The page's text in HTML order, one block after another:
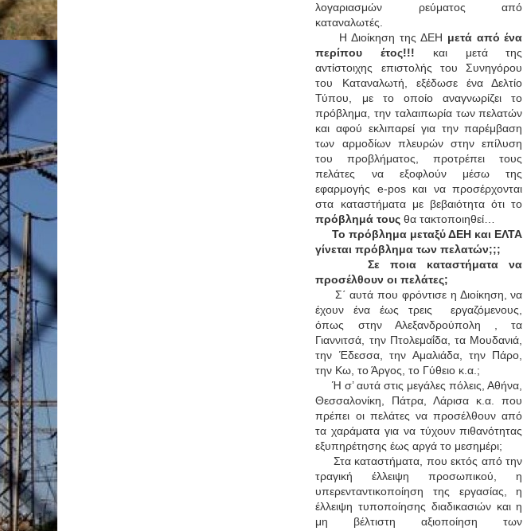
λογαριασμών ρεύματος από
καταναλωτές.
Η Διοίκηση της ΔΕΗ μετά από ένα
περίπου έτος!!! και μετά της
αντίστοιχης επιστολής του Συνηγόρου
του Καταναλωτή, εξέδωσε ένα Δελτίο
Τύπου, με το οποίο αναγνωρίζει το
πρόβλημα, την ταλαιπωρία των πελατών
και αφού εκλιπαρεί για την παρέμβαση
των αρμοδίων πλευρών στην επίλυση
του προβλήματος, προτρέπει τους
πελάτες να εξοφλούν μέσω της
εφαρμογής e-posκαι να προσέρχονται
στα καταστήματα με βεβαιότητα ότι το
πρόβλημά τους θα τακτοποιηθεί…
Το πρόβλημα μεταξύ ΔΕΗ και ΕΛΤΑ
γίνεται πρόβλημα των πελατών;;;
Σε ποια καταστήματα να
προσέλθουν οι πελάτες;
Σ΄ αυτά που φρόντισε η Διοίκηση, να
έχουν ένα έως τρεις
εργαζόμενους,
όπως στην Αλεξανδρούπολη , τα
Γιαννιτσά, την Πτολεμαΐδα, τα Μουδανιά,
την Έδεσσα, την Αμαλιάδα, την Πάρο,
την Κω, το Άργος, το Γύθειο κ.α.;
Ή σ’ αυτά στις μεγάλες πόλεις, Αθήνα,
Θεσσαλονίκη, Πάτρα, Λάρισα κ.α. που
πρέπει οι πελάτες να προσέλθουν από
τα χαράματα για να τύχουν πιθανότητας
εξυπηρέτησης έως αργά το μεσημέρι;
Στα καταστήματα, που εκτός από την
τραγική έλλειψη προσωπικού, η
υπερενταντικοποίηση της εργασίας, η
έλλειψη τυποποίησης διαδικασιών και η
μη βέλτιστη αξιοποίηση των